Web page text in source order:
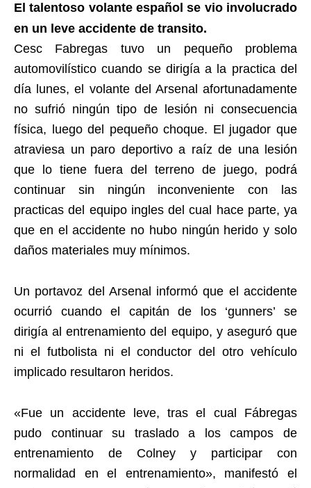
El talentoso volante español se vio involucrado
en un leve accidente de transito.
Cesc Fabregas tuvo un pequeño problema
automovilístico cuando se dirigía a la practica del
día lunes, el volante del Arsenal afortunadamente
no sufrió ningún tipo de lesión ni consecuencia
física, luego del pequeño choque. El jugador que
atraviesa un paro deportivo a raíz de una lesión
que lo tiene fuera del terreno de juego, podrá
continuar sin ningún inconveniente con las
practicas del equipo ingles del cual hace parte, ya
que en el accidente no hubo ningún herido y solo
daños materiales muy mínimos.
Un portavoz del Arsenal informó que el accidente
ocurrió cuando el capitán de los ‘gunners’ se
dirigía al entrenamiento del equipo, y aseguró que
ni el futbolista ni el conductor del otro vehículo
implicado resultaron heridos.
«Fue un accidente leve, tras el cual Fábregas
pudo continuar su traslado a los campos de
entrenamiento de Colney y participar con
normalidad en el entrenamiento», manifestó el